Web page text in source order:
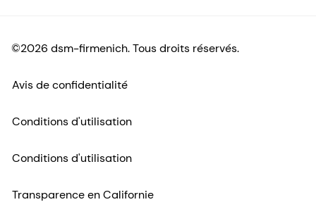
©2026 dsm-firmenich. Tous droits réservés.
Avis de confidentialité
Conditions d'utilisation
Conditions d'utilisation
Transparence en Californie